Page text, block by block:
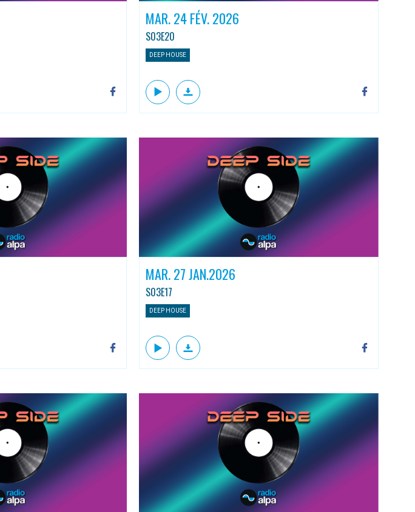
MAR. 24 FÉV. 2026
S03E20
DEEP HOUSE
MAR. 27 JAN.2026
S03E17
DEEP HOUSE